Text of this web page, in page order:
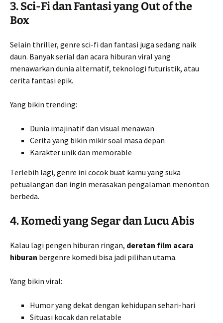
3. Sci-Fi dan Fantasi yang Out of the
Box
Selain thriller, genre sci-fi dan fantasi juga sedang naik
daun. Banyak serial dan acara hiburan viral yang
menawarkan dunia alternatif, teknologi futuristik, atau
cerita fantasi epik.
Yang bikin trending:
Dunia imajinatif dan visual menawan
Cerita yang bikin mikir soal masa depan
Karakter unik dan memorable
Terlebih lagi, genre ini cocok buat kamu yang suka
petualangan dan ingin merasakan pengalaman menonton
berbeda.
4. Komedi yang Segar dan Lucu Abis
Kalau lagi pengen hiburan ringan, deretan film acara
hiburan bergenre komedi bisa jadi pilihan utama.
Yang bikin viral:
Humor yang dekat dengan kehidupan sehari-hari
Situasi kocak dan relatable